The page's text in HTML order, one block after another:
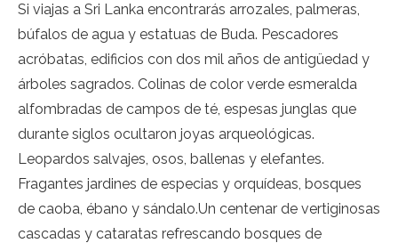
Si viajas a Sri Lanka encontrarás arrozales, palmeras,
búfalos de agua y estatuas de Buda. Pescadores
acróbatas, edificios con dos mil años de antigüedad y
árboles sagrados. Colinas de color verde esmeralda
alfombradas de campos de té, espesas junglas que
durante siglos ocultaron joyas arqueológicas.
Leopardos salvajes, osos, ballenas y elefantes.
Fragantes jardines de especias y orquídeas, bosques
de caoba, ébano y sándalo.Un centenar de vertiginosas
cascadas y cataratas refrescando bosques de